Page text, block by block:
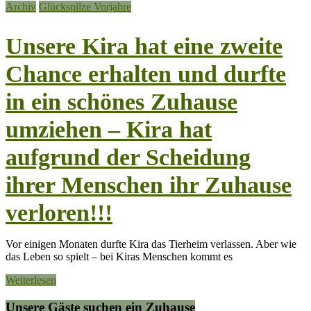
Archiv Glückspilze Vorjahre
Unsere Kira hat eine zweite
Chance erhalten und durfte
in ein schönes Zuhause
umziehen – Kira hat
aufgrund der Scheidung
ihrer Menschen ihr Zuhause
verloren!!!
Vor einigen Monaten durfte Kira das Tierheim verlassen. Aber wie
das Leben so spielt – bei Kiras Menschen kommt es
Weiterlesen
Unsere Gäste suchen ein Zuhause